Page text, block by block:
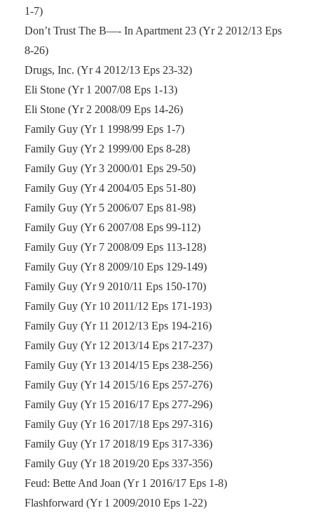
1-7)
Don’t Trust The B—- In Apartment 23 (Yr 2 2012/13 Eps
8-26)
Drugs, Inc. (Yr 4 2012/13 Eps 23-32)
Eli Stone (Yr 1 2007/08 Eps 1-13)
Eli Stone (Yr 2 2008/09 Eps 14-26)
Family Guy (Yr 1 1998/99 Eps 1-7)
Family Guy (Yr 2 1999/00 Eps 8-28)
Family Guy (Yr 3 2000/01 Eps 29-50)
Family Guy (Yr 4 2004/05 Eps 51-80)
Family Guy (Yr 5 2006/07 Eps 81-98)
Family Guy (Yr 6 2007/08 Eps 99-112)
Family Guy (Yr 7 2008/09 Eps 113-128)
Family Guy (Yr 8 2009/10 Eps 129-149)
Family Guy (Yr 9 2010/11 Eps 150-170)
Family Guy (Yr 10 2011/12 Eps 171-193)
Family Guy (Yr 11 2012/13 Eps 194-216)
Family Guy (Yr 12 2013/14 Eps 217-237)
Family Guy (Yr 13 2014/15 Eps 238-256)
Family Guy (Yr 14 2015/16 Eps 257-276)
Family Guy (Yr 15 2016/17 Eps 277-296)
Family Guy (Yr 16 2017/18 Eps 297-316)
Family Guy (Yr 17 2018/19 Eps 317-336)
Family Guy (Yr 18 2019/20 Eps 337-356)
Feud: Bette And Joan (Yr 1 2016/17 Eps 1-8)
Flashforward (Yr 1 2009/2010 Eps 1-22)